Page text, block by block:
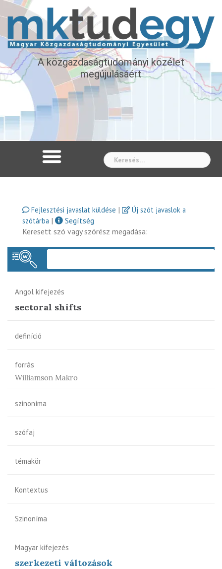
A közgazdaságtudományi közélet
megújulásáért
Fejlesztési javaslat küldése |
Új szót javaslok a
szótárba |
Segítség
Keresett szó vagy szórész megadása:
Angol kifejezés
sectoral shifts
definíció
forrás
Williamson Makro
szinoníma
szófaj
témakör
Kontextus
Szinoníma
Magyar kifejezés
szerkezeti változások